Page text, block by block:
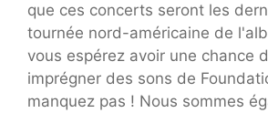
que ces concerts seront les
tournée nord-américaine de
vous espérez avoir une chance
imprégner des sons de
manquez pas ! Nous sommes